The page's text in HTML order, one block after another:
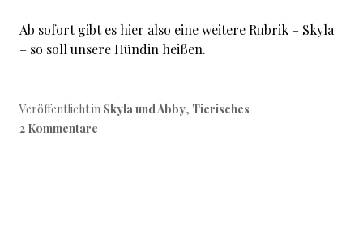
Ab sofort gibt es hier also eine weitere Rubrik – Skyla
– so soll unsere Hündin heißen.
Veröffentlicht in Skyla und Abby, Tierisches
2 Kommentare